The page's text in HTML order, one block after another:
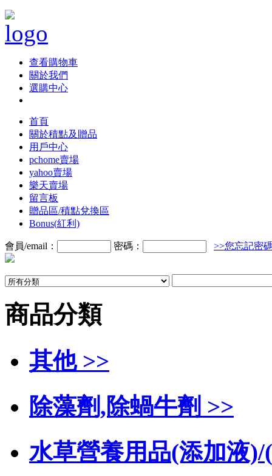
查看購物車
關於我們
選購中心
首頁
關於積點及贈品
用戶中心
pchome賣場
yahoo賣場
樂天賣場
留言板
贈品區/積點兌換區
Bonus(紅利)
會員/email： 密碼： >>您忘記密
商品分類
其他 >>
除藻劑,除蝸牛劑 >>
水草營養用品(添加液)/